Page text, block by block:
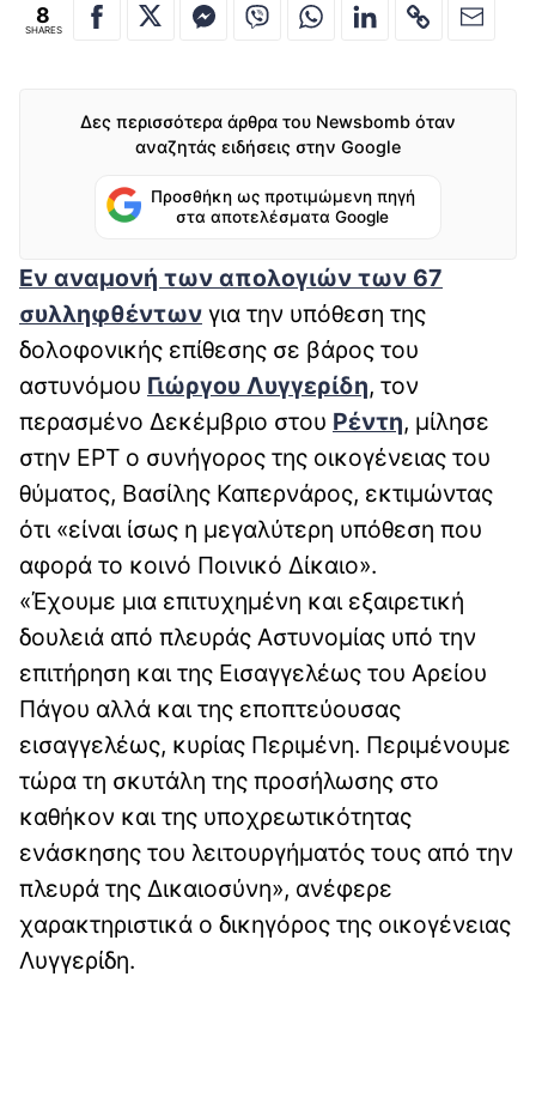
8
SHARES
Δες περισσότερα άρθρα του Newsbomb όταν
αναζητάς ειδήσεις στην Google
Προσθήκη ως προτιμώμενη πηγή
στα αποτελέσματα Google
Εν αναμονή των απολογιών των 67
συλληφθέντων για την υπόθεση της
δολοφονικής επίθεσης σε βάρος του
αστυνόμου Γιώργου Λυγγερίδη, τον
περασμένο Δεκέμβριο στου Ρέντη, μίλησε
στην ΕΡΤ ο συνήγορος της οικογένειας του
θύματος, Βασίλης Καπερνάρος, εκτιμώντας
ότι «είναι ίσως η μεγαλύτερη υπόθεση που
αφορά το κοινό Ποινικό Δίκαιο».
«Έχουμε μια επιτυχημένη και εξαιρετική
δουλειά από πλευράς Αστυνομίας υπό την
επιτήρηση και της Εισαγγελέως του Αρείου
Πάγου αλλά και της εποπτεύουσας
εισαγγελέως, κυρίας Περιμένη. Περιμένουμε
τώρα τη σκυτάλη της προσήλωσης στο
καθήκον και της υποχρεωτικότητας
ενάσκησης του λειτουργήματός τους από την
πλευρά της Δικαιοσύνη», ανέφερε
χαρακτηριστικά ο δικηγόρος της οικογένειας
Λυγγερίδη.